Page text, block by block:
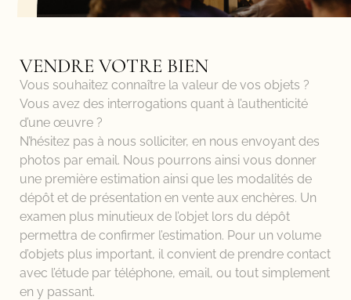
VENDRE VOTRE BIEN
Vous souhaitez connaître la valeur de vos objets ?
Vous avez des interrogations quant à l’authenticité
d’une œuvre ?
N’hésitez pas à nous solliciter, en nous envoyant des
photos par email. Nous pourrons ainsi vous donner
une première estimation ainsi que les modalités de
dépôt et de présentation en vente aux enchères. Un
examen plus minutieux de l’objet lors du dépôt
permettra de confirmer l’estimation. Pour un volume
d’objets plus important, il convient de prendre contact
avec l’étude par téléphone, email, ou tout simplement
en y passant.